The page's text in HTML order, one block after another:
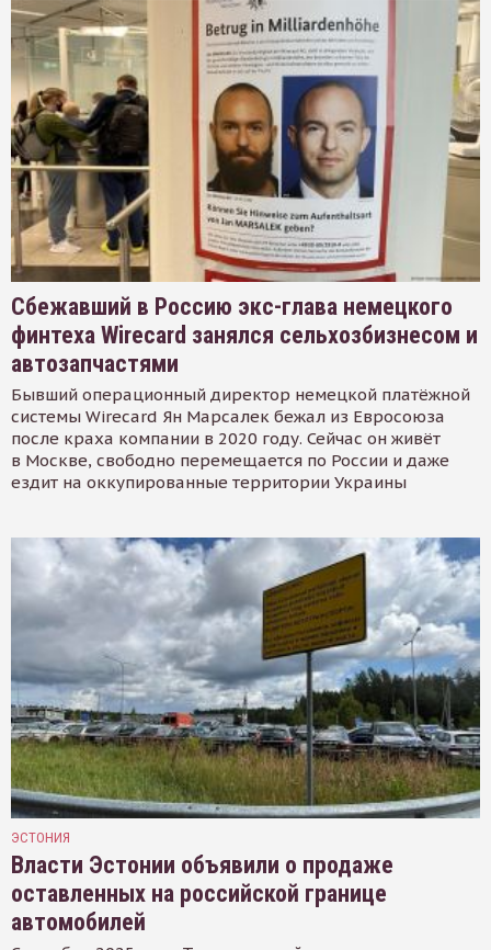
Сбежавший в Россию экс-глава немецкого
финтеха Wirecard занялся сельхозбизнесом и
автозапчастями
Бывший операционный директор немецкой платёжной
системы Wirecard Ян Марсалек бежал из Евросоюза
после краха компании в 2020 году. Сейчас он живёт
в Москве, свободно перемещается по России и даже
ездит на оккупированные территории Украины
ЭСТОНИЯ
Власти Эстонии объявили о продаже
оставленных на российской границе
автомобилей